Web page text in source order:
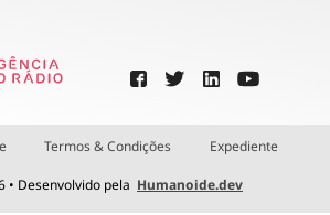
Termos & Condições Expediente
• Desenvolvido pela Humanoide.dev